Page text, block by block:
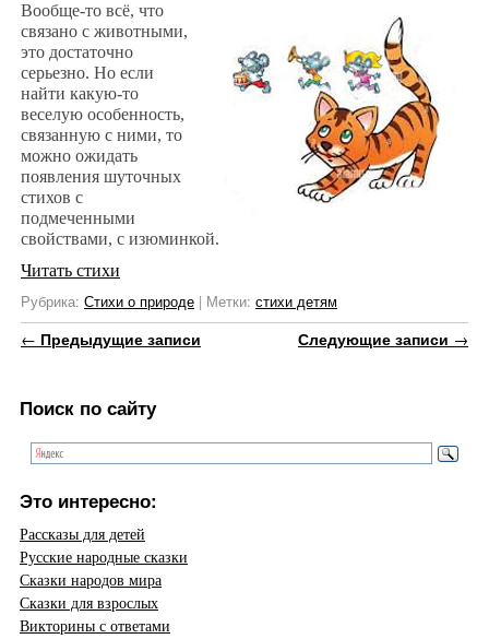
Вообще-то всё, что
связано с животными,
это достаточно
серьезно. Но если
найти какую-то
веселую особенность,
связанную с ними, то
можно ожидать
появления шуточных
стихов с
подмеченными
свойствами, с изюминкой.
Читать стихи
Рубрика: Стихи о природе | Метки: стихи детям
Навигация по записям
← Предыдущие записи Следующие записи →
Поиск по сайту
Это интересно:
Рассказы для детей
Русские народные сказки
Сказки народов мира
Сказки для взрослых
Викторины с ответами